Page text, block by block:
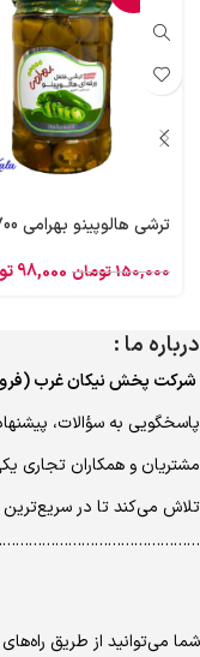
ترشی هالوپینو بهرامی 700 گرمی
150,000تومان 98,000
درباره ما :
شرکت پخش نیکان غرب
پاسخگویی به سؤالات،
مشتریان و همکاران تجاری
تلاش می‌کند تا در
شما می‌توانید از طریق